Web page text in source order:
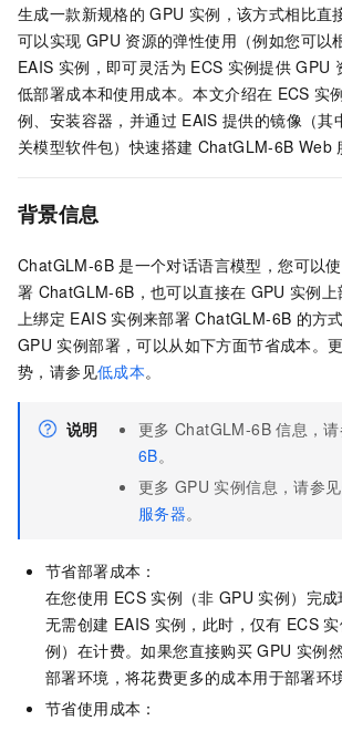
生成一款新规格的 GPU 实例，该方式相比直
可以实现 GPU 资源的弹性使用（例如您可以
EAIS 实例，即可灵活为 ECS 实例提供 GPU
低部署成本和使用成本。本文介绍在 ECS 实
例、安装容器，并通过 EAIS 提供的镜像（其
关模型软件包）快速搭建 ChatGLM-6B Web
背景信息
ChatGLM-6B 是一个对话语言模型，您可以
署 ChatGLM-6B，也可以直接在 GPU 实例
上绑定 EAIS 实例来部署 ChatGLM-6B 的方
GPU 实例部署，可以从如下方面节省成本。
势，请参见低成本。
说明 更多 ChatGLM-6B 信息，
6B。
更多 GPU 实例信息，请参见
服务器。
节省部署成本：
在您使用 ECS 实例（非 GPU 实例）完
无需创建 EAIS 实例，此时，仅有 ECS
例）在计费。如果您直接购买 GPU 实例
部署环境，将花费更多的成本用于部署环
节省使用成本：